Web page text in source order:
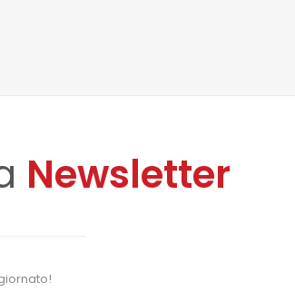
Newsletter